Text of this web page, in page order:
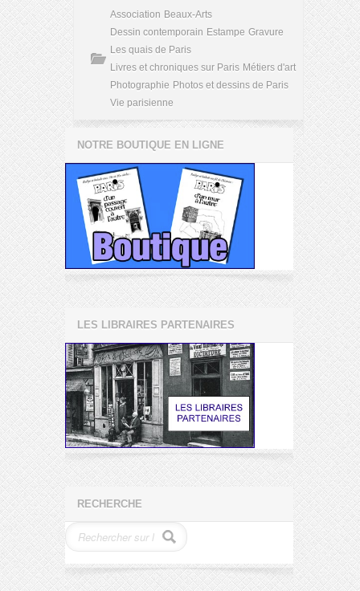
Association Beaux-Arts
Dessin contemporain Estampe Gravure
Les quais de Paris
Livres et chroniques sur Paris Métiers d'art
Photographie Photos et dessins de Paris
Vie parisienne
NOTRE BOUTIQUE EN LIGNE
LES LIBRAIRES PARTENAIRES
RECHERCHE